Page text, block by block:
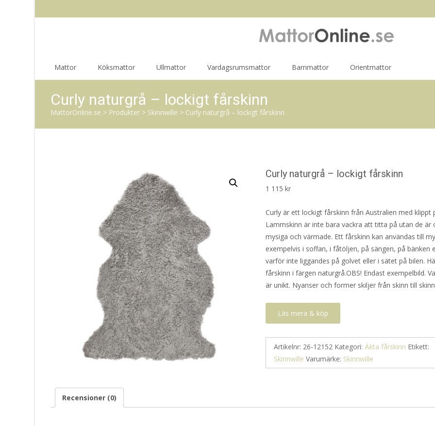
Mattor Köksmattor Ullmattor Vardagsrumsmattor Barnmattor Orientmattor
Curly naturgrå – lockigt fårskinn
MattorOnline.se > Produkter > Skinnwille > Curly naturgrå – lockigt fårskinn
Curly naturgrå – lockigt fårskinn
1 115kr
Curly är ett lockigt fårskinn från Australien med klippt
Lammskinn är inte bara vackra att titta på utan de är
mysiga och värmade. Ett fårskinn kan användas till
exempelvis i soffan, i fåtöljen, på sängen, på bänken
varför inte liggandes på golvet eller i sätet på bilen.
fårskinn i färgen naturgrå.OBS! Endast exempelbild.
är unikt. Nyanser och former skiljer från skinn till
Läs mera & köp
Artikelnr: 26-12152 Kategori:Äkta fårskinn Etikett:
Skinnwille Varumärke: Skinnwille
Recensioner (0)